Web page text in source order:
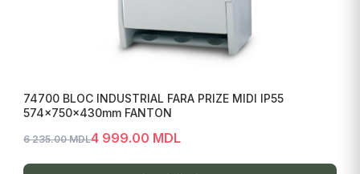
74700 BLOC INDUSTRIAL FARA PRIZE MIDI IP55
574x750x430mm FANTON
6 235.00 MDL4 999.00 MDL